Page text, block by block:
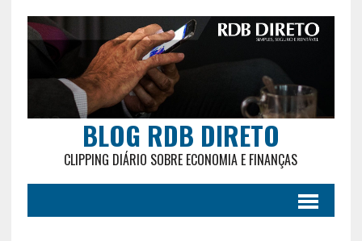
BLOG RDB DIRETO
CLIPPING DIÁRIO SOBRE ECONOMIA E FINANÇAS